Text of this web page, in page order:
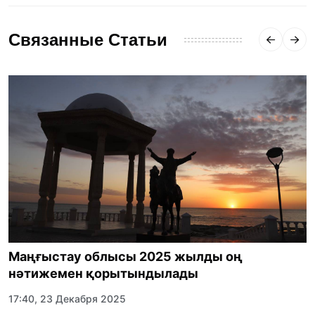
Связанные Статьи
Маңғыстау облысы 2025 жылды оң
нәтижемен қорытындылады
17:40, 23 Декабря 2025